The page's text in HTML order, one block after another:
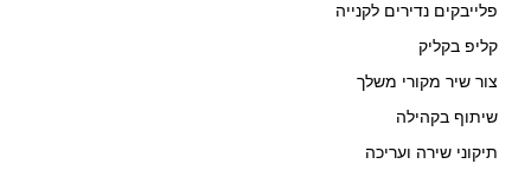
פלייבקים נדירים לקנייה
קליפ בקליק
צור שיר מקורי משלך
שיתוף בקהילה
תיקוני שירה ועריכה